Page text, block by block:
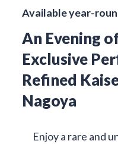
Available year-
An Evening
Exclusive
Refined
Nagoya
Enjoy a rare and